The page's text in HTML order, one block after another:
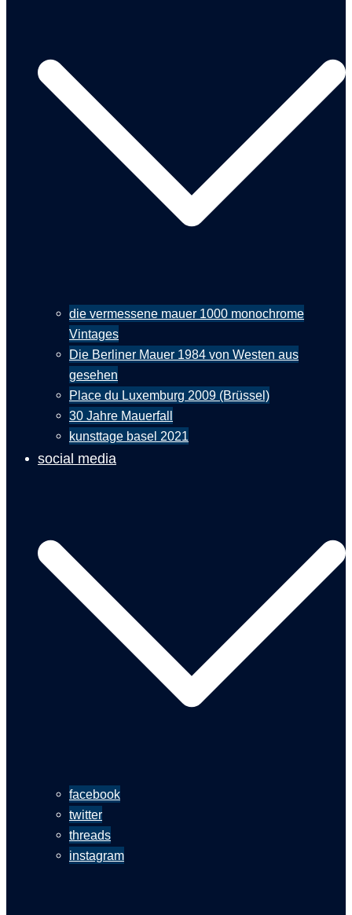
die vermessene mauer 1000 monochrome
Vintages
Die Berliner Mauer 1984 von Westen aus
gesehen
Place du Luxemburg 2009 (Brüssel)
30 Jahre Mauerfall
kunsttage basel 2021
social media
facebook
twitter
threads
instagram